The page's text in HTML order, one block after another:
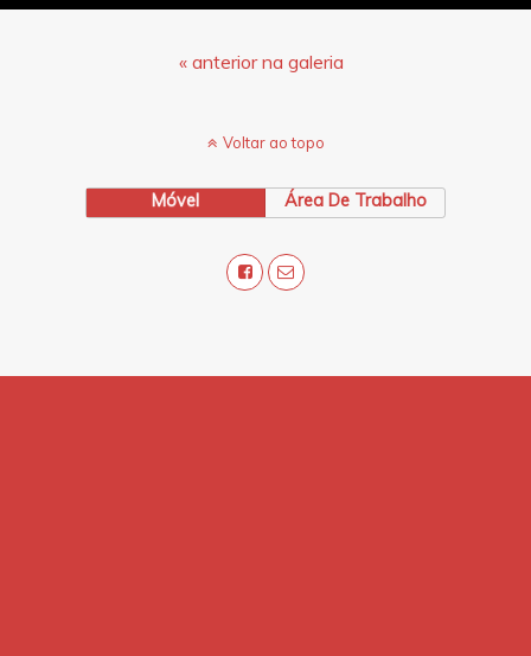
« anterior na galeria
Voltar ao topo
Móvel Área De Trabalho